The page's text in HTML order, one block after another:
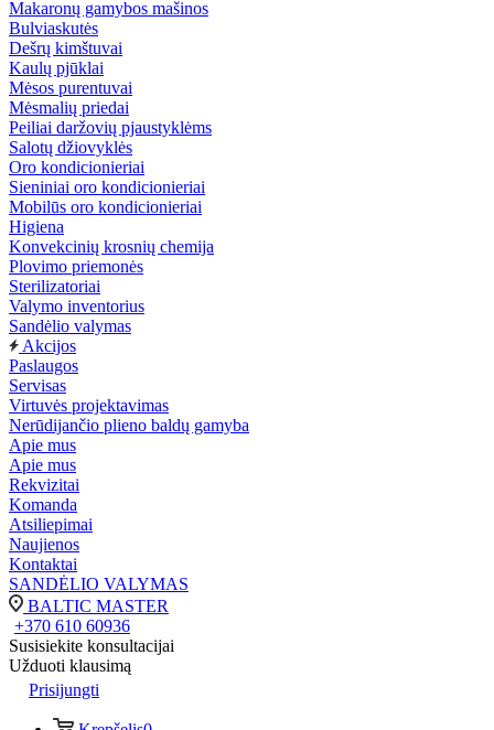
Makaronų gamybos mašinos
Bulviaskutės
Dešrų kimštuvai
Kaulų pjūklai
Mėsos purentuvai
Mėsmalių priedai
Peiliai daržovių pjaustyklėms
Salotų džiovyklės
Oro kondicionieriai
Sieniniai oro kondicionieriai
Mobilūs oro kondicionieriai
Higiena
Konvekcinių krosnių chemija
Plovimo priemonės
Sterilizatoriai
Valymo inventorius
Sandėlio valymas
Akcijos
Paslaugos
Servisas
Virtuvės projektavimas
Nerūdijančio plieno baldų gamyba
Apie mus
Apie mus
Rekvizitai
Komanda
Atsiliepimai
Naujienos
Kontaktai
SANDĖLIO VALYMAS
BALTIC MASTER
+370 610 60936
Susisiekite konsultacijai
Užduoti klausimą
Prisijungti